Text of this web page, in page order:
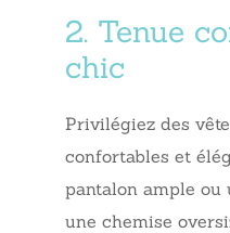
2. Tenue
chic
Privilégiez des
confortables et
pantalon ample ou
une chemise